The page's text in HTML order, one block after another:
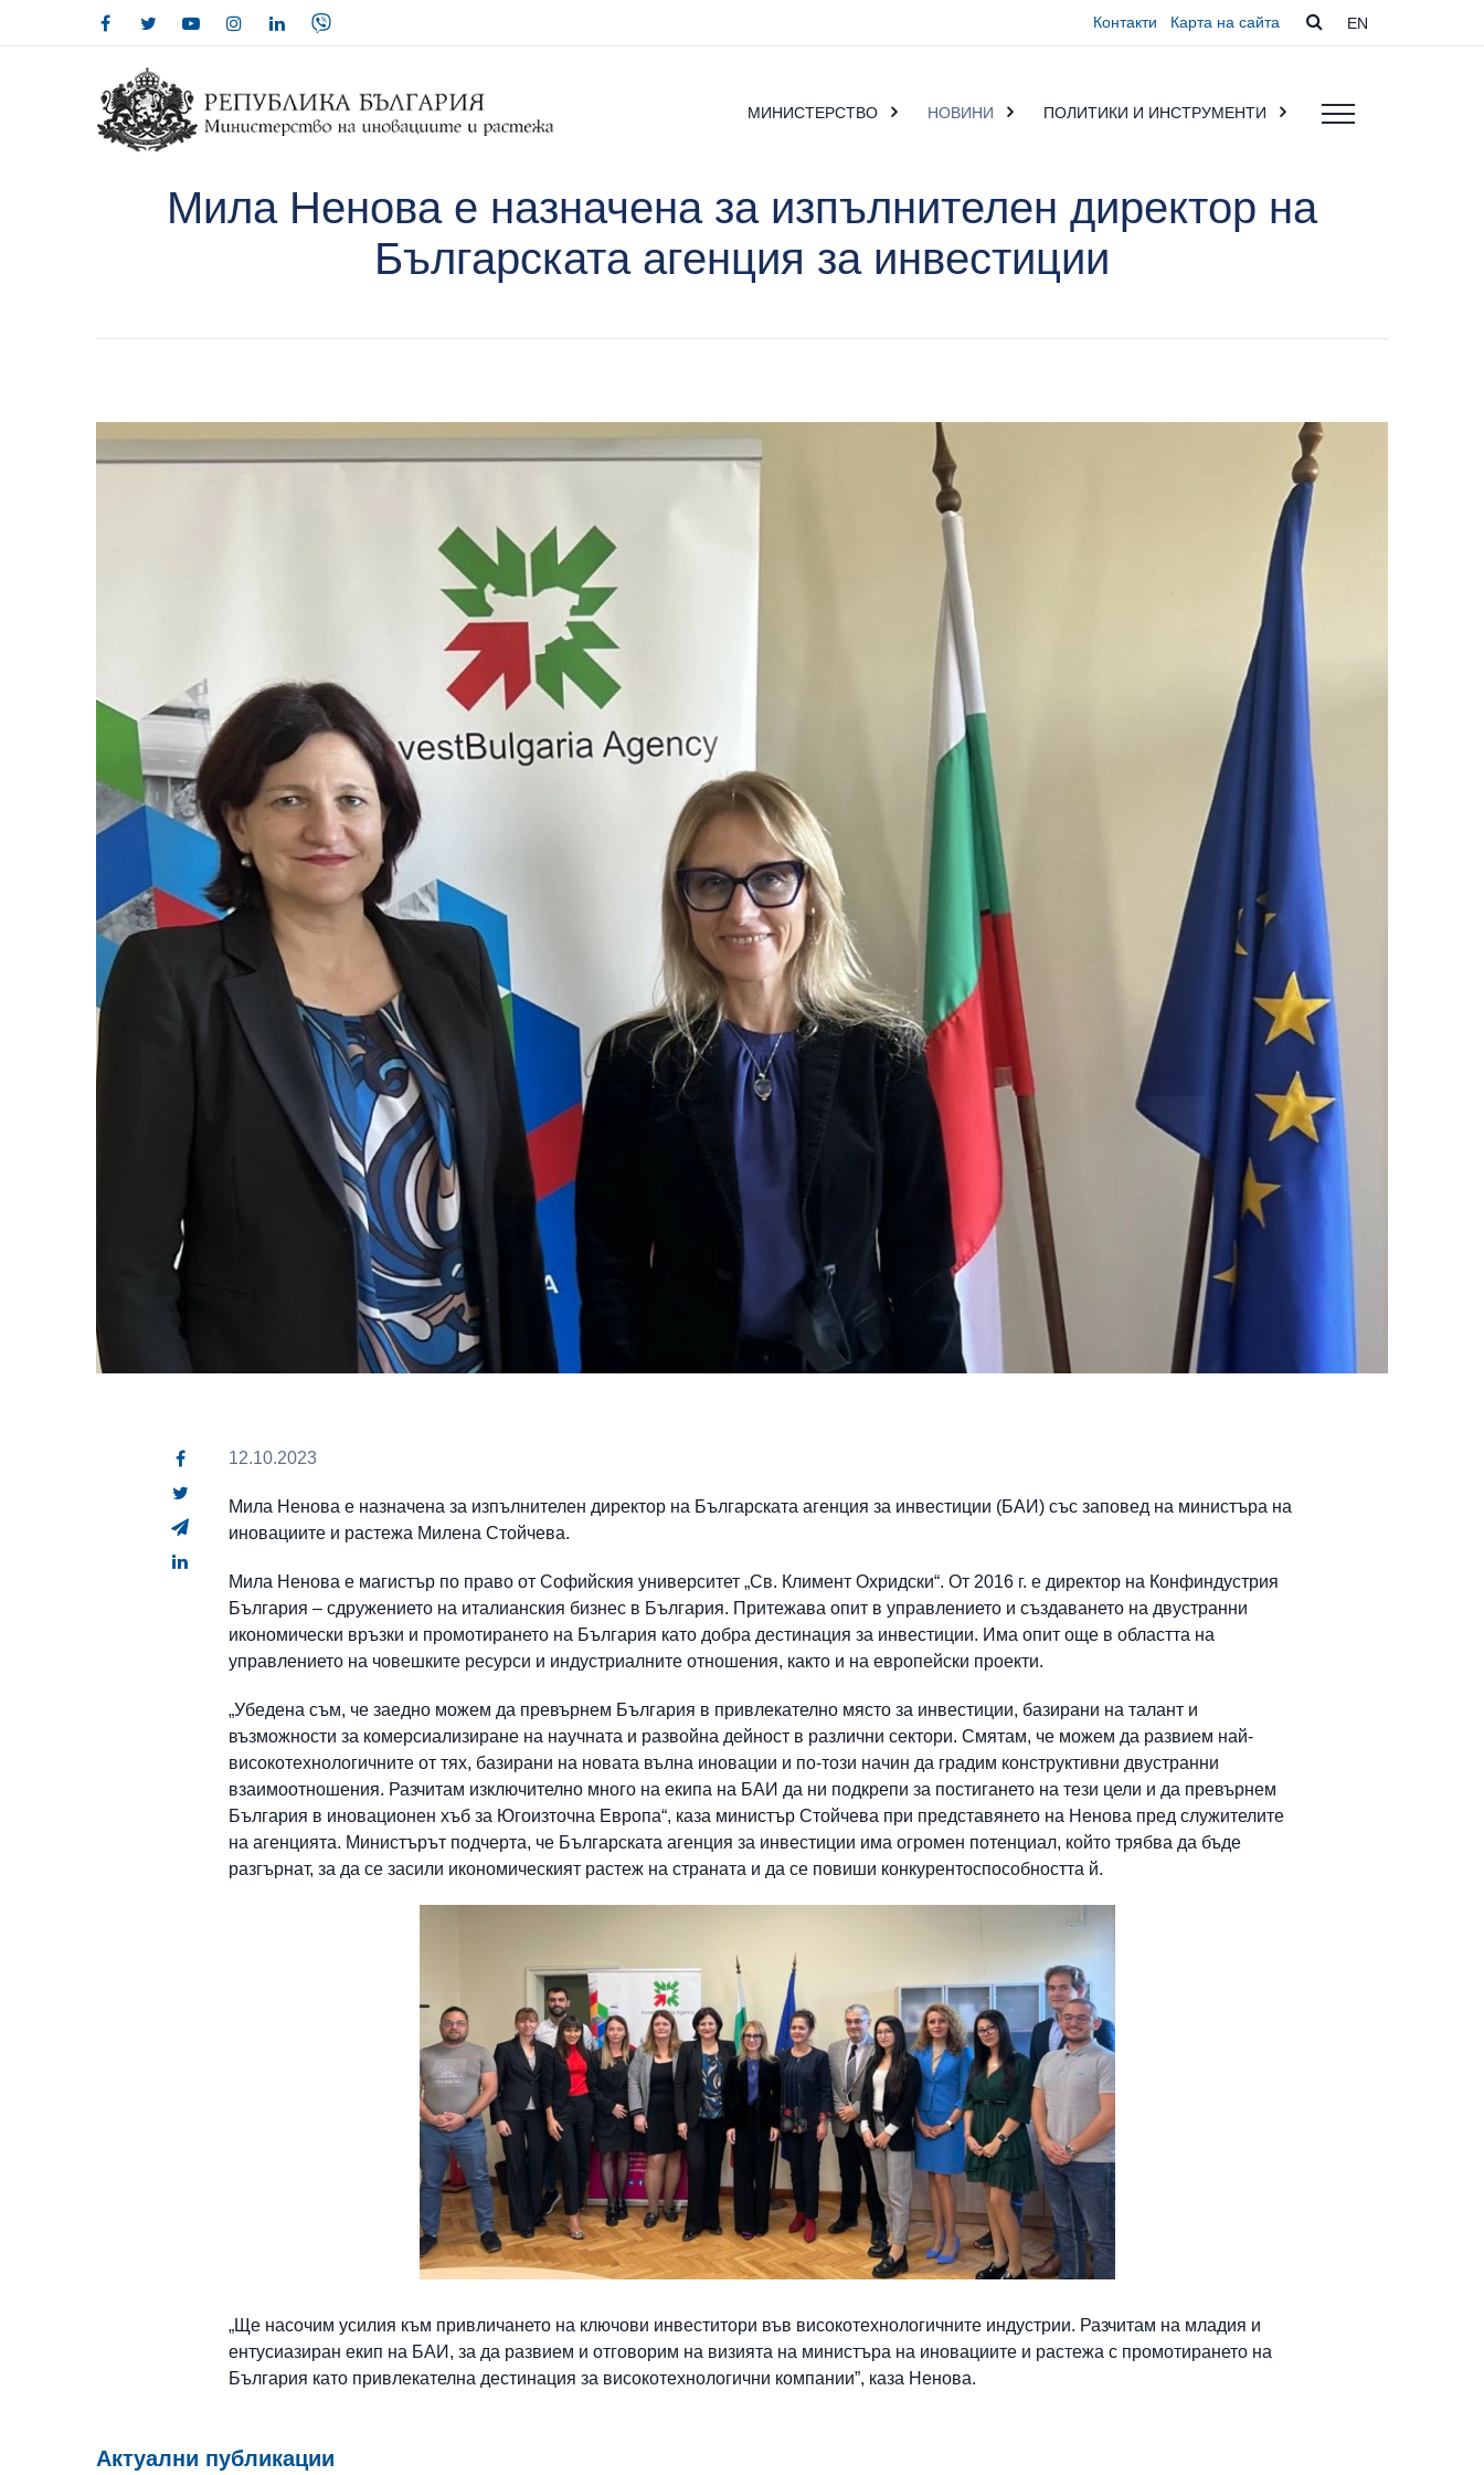
Контакти Карта на сайта EN
МИНИСТЕРСТВО НОВИНИ ПОЛИТИКИ И ИНСТРУМЕНТИ
Мила Ненова е назначена за изпълнителен директор на
Българската агенция за инвестиции
12.10.2023
Мила Ненова е назначена за изпълнителен директор на Българската агенция за инвестиции (БАИ) със заповед на министъра на
иновациите и растежа Милена Стойчева.
Мила Ненова е магистър по право от Софийския университет „Св. Климент Охридски“. От 2016 г. е директор на Конфиндустрия
България – сдружението на италианския бизнес в България. Притежава опит в управлението и създаването на двустранни
икономически връзки и промотирането на България като добра дестинация за инвестиции. Има опит още в областта на
управлението на човешките ресурси и индустриалните отношения, както и на европейски проекти.
„Убедена съм, че заедно можем да превърнем България в привлекателно място за инвестиции, базирани на талант и
възможности за комерсиализиране на научната и развойна дейност в различни сектори. Смятам, че можем да развием най-
високотехнологичните от тях, базирани на новата вълна иновации и по-този начин да градим конструктивни двустранни
взаимоотношения. Разчитам изключително много на екипа на БАИ да ни подкрепи за постигането на тези цели и да превърнем
България в иновационен хъб за Югоизточна Европа“, каза министър Стойчева при представянето на Ненова пред служителите
на агенцията. Министърът подчерта, че Българската агенция за инвестиции има огромен потенциал, който трябва да бъде
разгърнат, за да се засили икономическият растеж на страната и да се повиши конкурентоспособността й.
„Ще насочим усилия към привличането на ключови инвеститори във високотехнологичните индустрии. Разчитам на младия и
ентусиазиран екип на БАИ, за да развием и отговорим на визията на министъра на иновациите и растежа с промотирането на
България като привлекателна дестинация за високотехнологични компании”, каза Ненова.
Актуални публикации